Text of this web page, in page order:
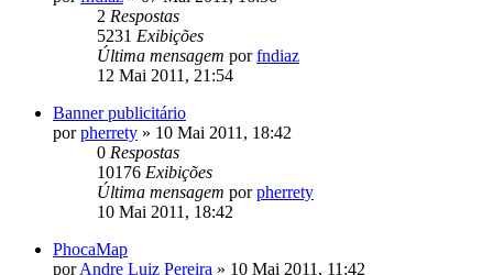
2 Respostas
5231 Exibições
Última mensagem porfndiaz
12 Mai 2011, 21:54
Banner publicitário
porpherrety » 10 Mai 2011, 18:42
0 Respostas
10176 Exibições
Última mensagem porpherrety
10 Mai 2011, 18:42
PhocaMap
porAndre Luiz Pereira » 10 Mai 2011, 11:42